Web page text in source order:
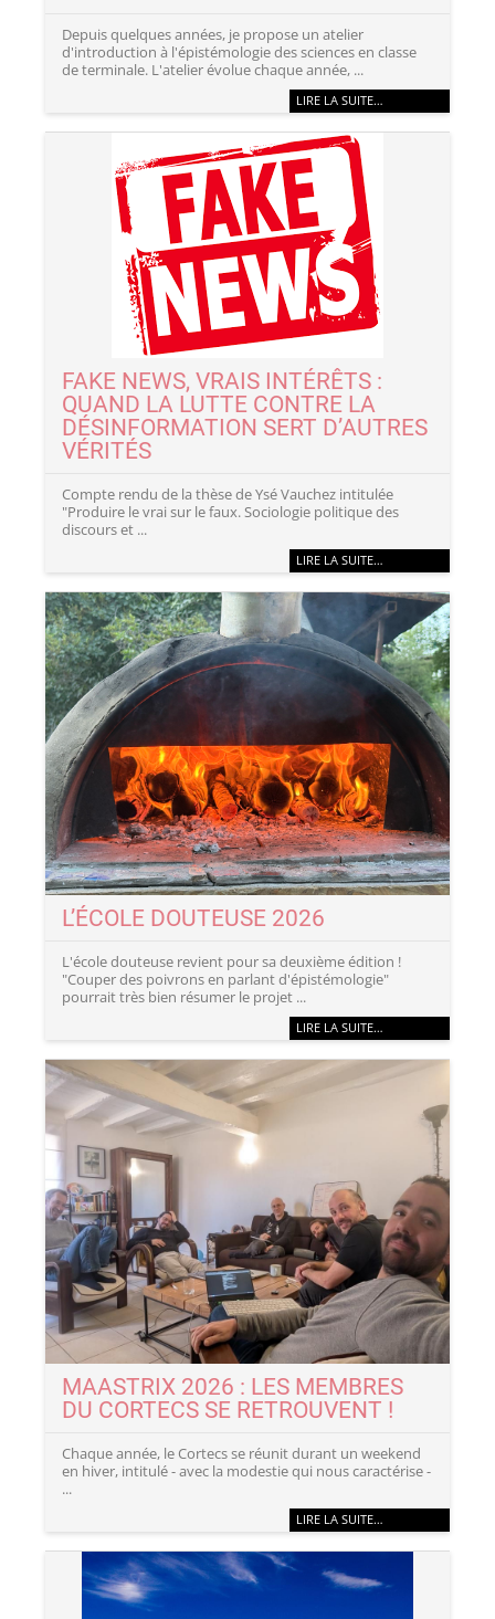
Depuis quelques années, je propose un atelier
d'introduction à l'épistémologie des sciences en classe
de terminale. L'atelier évolue chaque année, ...
LIRE LA SUITE…
FAKE NEWS, VRAIS INTÉRÊTS :
QUAND LA LUTTE CONTRE LA
DÉSINFORMATION SERT D’AUTRES
VÉRITÉS
Compte rendu de la thèse de Ysé Vauchez intitulée
"Produire le vrai sur le faux. Sociologie politique des
discours et ...
LIRE LA SUITE…
L’ÉCOLE DOUTEUSE 2026
L'école douteuse revient pour sa deuxième édition !
"Couper des poivrons en parlant d'épistémologie"
pourrait très bien résumer le projet ...
LIRE LA SUITE…
MAASTRIX 2026 : LES MEMBRES
DU CORTECS SE RETROUVENT !
Chaque année, le Cortecs se réunit durant un weekend
en hiver, intitulé - avec la modestie qui nous caractérise -
...
LIRE LA SUITE…